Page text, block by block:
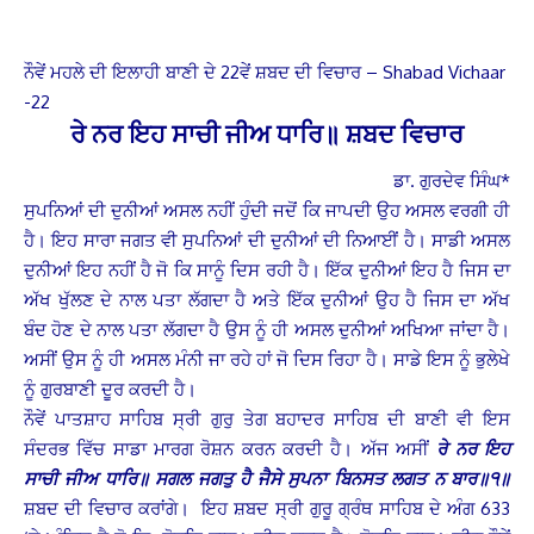
ਨੌਵੇਂ ਮਹਲੇ ਦੀ ਇਲਾਹੀ ਬਾਣੀ ਦੇ 22ਵੇਂ ਸ਼ਬਦ ਦੀ ਵਿਚਾਰ – Shabad Vichaar
-22
ਰੇ ਨਰ ਇਹ ਸਾਚੀ ਜੀਅ ਧਾਰਿ॥ ਸ਼ਬਦ ਵਿਚਾਰ
ਡਾ. ਗੁਰਦੇਵ ਸਿੰਘ*
ਸੁਪਨਿਆਂ ਦੀ ਦੁਨੀਆਂ ਅਸਲ ਨਹੀਂ ਹੁੰਦੀ ਜਦੋਂ ਕਿ ਜਾਪਦੀ ਉਹ ਅਸਲ ਵਰਗੀ ਹੀ
ਹੈ। ਇਹ ਸਾਰਾ ਜਗਤ ਵੀ ਸੁਪਨਿਆਂ ਦੀ ਦੁਨੀਆਂ ਦੀ ਨਿਆਈਂ ਹੈ। ਸਾਡੀ ਅਸਲ
ਦੁਨੀਆਂ ਇਹ ਨਹੀਂ ਹੈ ਜੋ ਕਿ ਸਾਨੂੰ ਦਿਸ ਰਹੀ ਹੈ। ਇੱਕ ਦੁਨੀਆਂ ਇਹ ਹੈ ਜਿਸ ਦਾ
ਅੱਖ ਖੁੱਲਣ ਦੇ ਨਾਲ ਪਤਾ ਲੱਗਦਾ ਹੈ ਅਤੇ ਇੱਕ ਦੁਨੀਆਂ ਉਹ ਹੈ ਜਿਸ ਦਾ ਅੱਖ
ਬੰਦ ਹੋਣ ਦੇ ਨਾਲ ਪਤਾ ਲੱਗਦਾ ਹੈ ਉਸ ਨੂੰ ਹੀ ਅਸਲ ਦੁਨੀਆਂ ਅਖਿਆ ਜਾਂਦਾ ਹੈ।
ਅਸੀਂ ਉਸ ਨੂੰ ਹੀ ਅਸਲ ਮੰਨੀ ਜਾ ਰਹੇ ਹਾਂ ਜੋ ਦਿਸ ਰਿਹਾ ਹੈ। ਸਾਡੇ ਇਸ ਨੂੰ ਭੁਲੇਖੇ
ਨੂੰ ਗੁਰਬਾਣੀ ਦੂਰ ਕਰਦੀ ਹੈ।
ਨੌਵੇਂ ਪਾਤਸ਼ਾਹ ਸਾਹਿਬ ਸ੍ਰੀ ਗੁਰੁ ਤੇਗ ਬਹਾਦਰ ਸਾਹਿਬ ਦੀ ਬਾਣੀ ਵੀ ਇਸ
ਸੰਦਰਭ ਵਿੱਚ ਸਾਡਾ ਮਾਰਗ ਰੋਸ਼ਨ ਕਰਨ ਕਰਦੀ ਹੈ। ਅੱਜ ਅਸੀਂ ਰੇ ਨਰ ਇਹ
ਸਾਚੀ ਜੀਅ ਧਾਰਿ॥ ਸਗਲ ਜਗਤੁ ਹੈ ਜੈਸੇ ਸੁਪਨਾ ਬਿਨਸਤ ਲਗਤ ਨ ਬਾਰ॥੧॥
ਸ਼ਬਦ ਦੀ ਵਿਚਾਰ ਕਰਾਂਗੇ। ਇਹ ਸ਼ਬਦ ਸ੍ਰੀ ਗੁਰੂ ਗ੍ਰੰਥ ਸਾਹਿਬ ਦੇ ਅੰਗ 633